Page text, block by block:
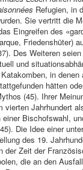
Refugien, in
Sie vertritt die
Eingreifen des
Friedenshüter)
Des Weiteren
und
in denen
hätten
(45). Ihrer
vierten Jahrhundert
Bischofswahl,
Die Idee einer
des 19.
der Zeit der
die an den